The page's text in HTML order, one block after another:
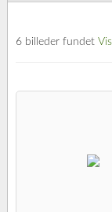
6 billeder fundet